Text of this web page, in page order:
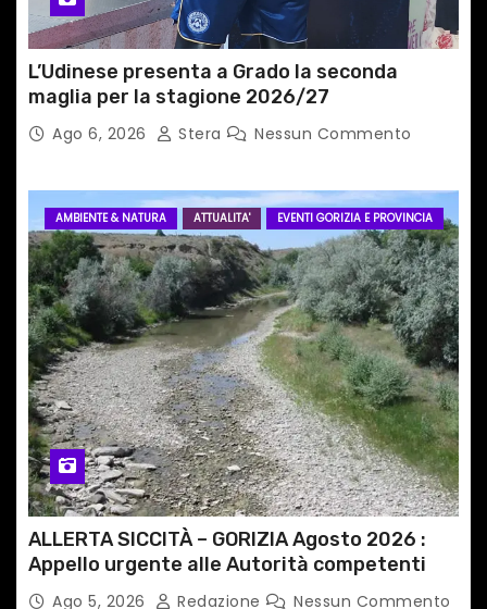
i
L’Udinese presenta a Grado la seconda
maglia per la stagione 2026/27
Ago 6, 2026 Stera Nessun Commento
AMBIENTE & NATURA ATTUALITA' EVENTI GORIZIA E PROVINCIA
ALLERTA SICCITÀ – GORIZIA Agosto 2026 :
Appello urgente alle Autorità competenti
Ago 5, 2026 Redazione Nessun Commento